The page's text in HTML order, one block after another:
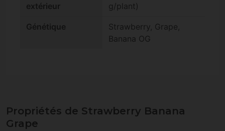
extérieur g/plant)
Génétique
Strawberry, Grape,
Banana OG
Propriétés de Strawberry Banana
Grape